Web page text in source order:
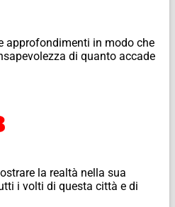
approfondimenti in modo che
di quanto accade
la realtà nella sua
i volti di questa città e di